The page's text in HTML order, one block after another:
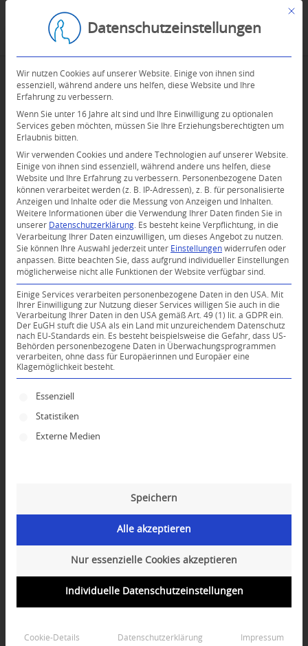
0
KOMMENTARE
Dein Kommentar
An Diskussion beteiligen?
Hinterlassen Sie uns Ihren Kommentar!
Name*
E-Mail-Adresse*
Mit
Datenschutzeinstellungen
Wir nutzen Cookies auf unserer Website. Einige von ihnen sind
essenziell, während andere uns helfen, diese Website und Ihre
Erfahrung zu verbessern.
Wenn Sie unter 16 Jahre alt sind und Ihre Einwilligung zu optionalen
Services geben möchten, müssen Sie Ihre Erziehungsberechtigten um
Erlaubnis bitten.
Wir verwenden Cookies und andere Technologien auf unserer Website.
Einige von ihnen sind essenziell, während andere uns helfen, diese
Website und Ihre Erfahrung zu verbessern.
Personenbezogene Daten
können verarbeitet werden (z. B. IP-Adressen), z. B. für personalisierte
Anzeigen und Inhalte oder die Messung von Anzeigen und Inhalten.
Weitere Informationen über die Verwendung Ihrer Daten finden Sie in
unserer Datenschutzerklärung
Es besteht keine Verpflichtung, in die
Verarbeitung Ihrer Daten einzuwilligen, um dieses Angebot zu nutzen.
Sie können Ihre Auswahl jederzeit unter Einstellungen widerrufen oder
anpassen.
Bitte beachten Sie, dass aufgrund individueller Einstellungen
möglicherweise nicht alle Funktionen der Website verfügbar sind.
Einige Services verarbeiten personenbezogene Daten in den USA. Mit
Ihrer Einwilligung zur Nutzung dieser Services willigen Sie auch in die
Verarbeitung Ihrer Daten in den USA gemäß Art. 49 (1) lit. a GDPR ein.
Der EuGH stuft die USA als ein Land mit unzureichendem Datenschutz
nach EU-Standards ein. Es besteht beispielsweise die Gefahr, dass US-
Behörden personenbezogene Daten in Überwachungsprogrammen
verarbeiten, ohne dass für Europäerinnen und Europäer eine
Klagemöglichkeit besteht.
Es folgt eine Liste der Service-Gruppen, für die
Essenziell
Statistiken
Externe Medien
Speichern
Alle akzeptieren
Nur essenzielle Cookies akzeptieren
Individuelle Datenschutzeinstellungen
Cookie-Details Datenschutzerklärung Impressum